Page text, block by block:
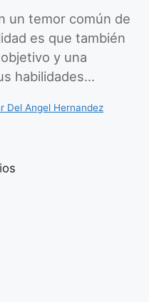
un temor común de
es que también
y una
habilidades…
Del Angel Hernandez